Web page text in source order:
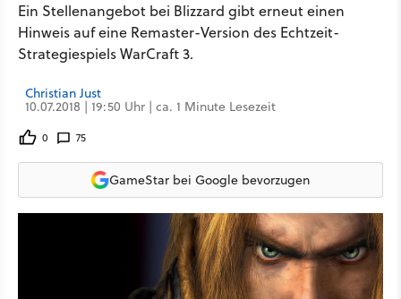
Ein Stellenangebot bei Blizzard gibt erneut einen
Hinweis auf eine Remaster-Version des Echtzeit-
Strategiespiels WarCraft 3.
Christian Just
10.07.2018 | 19:50 Uhr | ca. 1 Minute Lesezeit
0 75
GameStar bei Google bevorzugen